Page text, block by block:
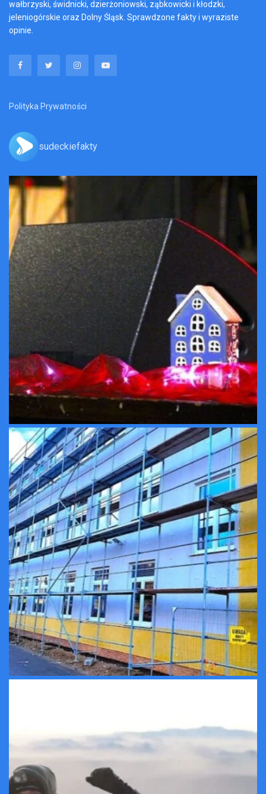
wałbrzyski, świdnicki, dzierżoniowski, ząbkowicki i kłodzki,
jeleniogórskie oraz Dolny Śląsk. Sprawdzone fakty i wyraziste
opinie.
Polityka Prywatności
sudeckiefakty